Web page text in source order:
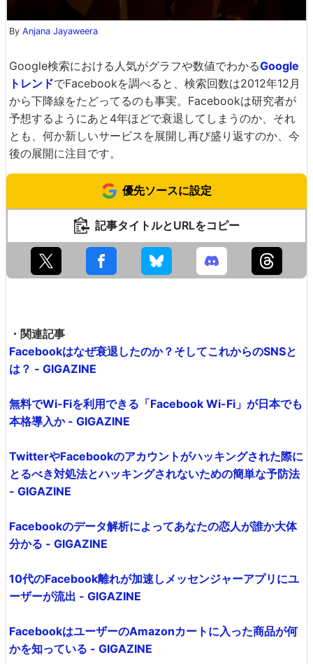
By Anjana Jayaweera
Google検索における人気がグラフや数値でわかるGoogle
トレンドでFacebookを調べると、検索回数は2012年12月
から下降線をたどってるのも事実。Facebookは研究者が
予想するようにあと4年ほどで衰退してしまうのか、それ
とも、何か新しいサービスを展開し再び盛り返すのか、今
後の展開に注目です。
優先ソースに設定
記事タイトルとURLをコピー
・関連記事
Facebookはなぜ衰退したのか？そしてこれからのSNSと
は？ - GIGAZINE
無料でWi-Fiを利用できる「Facebook Wi-Fi」が日本でも
本格導入か - GIGAZINE
TwitterやFacebookのアカウントがハッキングされた際に
とるべき対処法とハッキングされないための簡単な予防法
- GIGAZINE
Facebookのデータ解析によってあなたの恋人が誰か大体
分かる - GIGAZINE
10代のFacebook離れが加速しメッセンジャーアプリにユ
ーザーが流出 - GIGAZINE
FacebookはユーザーのAmazonカートに入った商品が何
かを知っている - GIGAZINE